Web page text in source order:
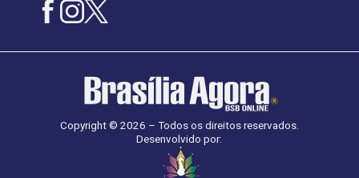
Copyright © 2026 – Todos os direitos reservados.
Desenvolvido por: